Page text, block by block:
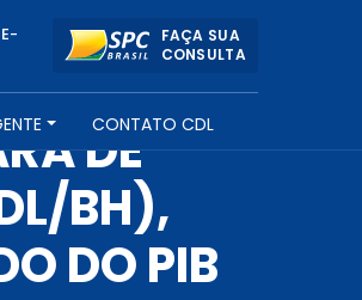
FAÇA SUA
CONSULTA
CONTATO CDL
DE
BH),
DO PIB